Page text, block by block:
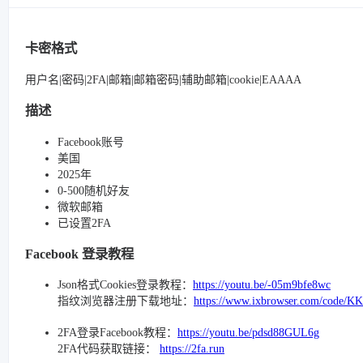
卡密格式
用户名|密码|2FA|邮箱|邮箱密码|辅助邮箱|cookie|EAAAA
描述
Facebook账号
美国
2025年
0-500随机好友
微软邮箱
已设置2FA
Facebook 登录教程
Json格式Cookies登录教程： https://youtu.be/-05m9bfe8wc
指纹浏览器注册下载地址： https://www.ixbrowser.com/code/
2FA登录Facebook教程： https://youtu.be/pdsd88GUL6g
2FA代码获取链接： https://2fa.run